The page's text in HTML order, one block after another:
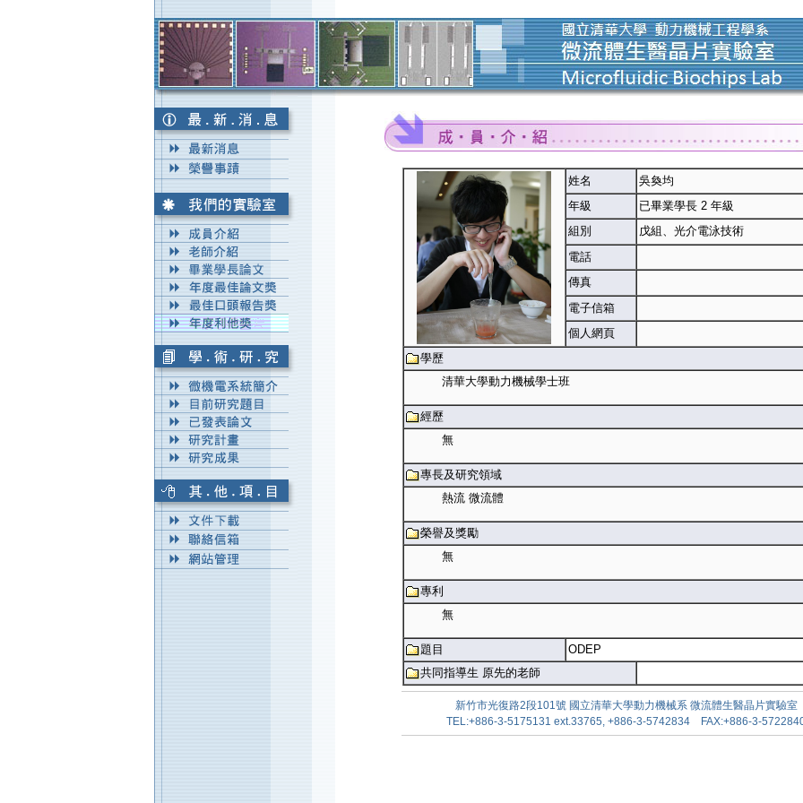
姓名
吳奐均
年級
已畢業學長 2 年級
組別
戊組、光介電泳技術
電話
傳真
電子信箱
個人網頁
學歷
清華大學動力機械學士班
經歷
無
專長及研究領域
熱流 微流體
榮譽及獎勵
無
專利
無
題目
ODEP
共同指導生 原先的老師
新竹市光復路2段101號 國立清華大學動力機械系 微流體生醫晶片實驗室
TEL:+886-3-5175131 ext.33765, +886-3-5742834 FAX:+886-3-